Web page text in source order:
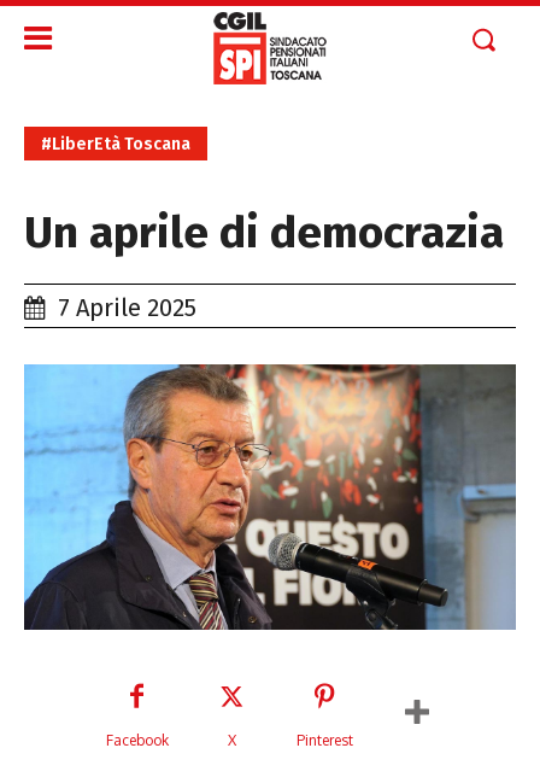
#LiberEtà Toscana
Un aprile di democrazia
7 Aprile 2025
Facebook X Pinterest